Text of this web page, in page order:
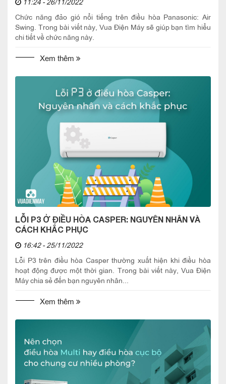
Chức năng đảo gió nổi tiếng trên điều hòa Panasonic: Air
Swing. Trong bài viết này, Vua Điện Máy sẽ giúp bạn tìm hiểu
chi tiết về chức năng này.
Xem thêm
LỖI P3 Ở ĐIỀU HÒA CASPER: NGUYÊN NHÂN VÀ
CÁCH KHẮC PHỤC
16:42 - 25/11/2022
Lỗi P3 trên điều hòa Casper thường xuất hiện khi điều hòa
hoạt động được một thời gian. Trong bài viết này, Vua Điện
Máy chia sẻ đến bạn nguyên nhân...
Xem thêm